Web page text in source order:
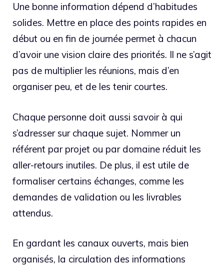
Une bonne information dépend d’habitudes
solides. Mettre en place des points rapides en
début ou en fin de journée permet à chacun
d’avoir une vision claire des priorités. Il ne s’agit
pas de multiplier les réunions, mais d’en
organiser peu, et de les tenir courtes.
Chaque personne doit aussi savoir à qui
s’adresser sur chaque sujet. Nommer un
référent par projet ou par domaine réduit les
aller-retours inutiles. De plus, il est utile de
formaliser certains échanges, comme les
demandes de validation ou les livrables
attendus.
En gardant les canaux ouverts, mais bien
organisés, la circulation des informations